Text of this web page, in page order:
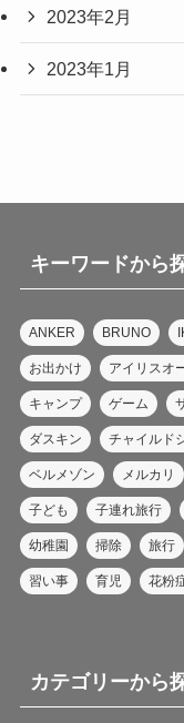
2023年2月
2023年1月
キーワードから
ANKER BRUNO
お出かけ アイリスオ
キャンプ ゲーム
ダスキン チャイルド
ベルメゾン メルカリ
子ども 子連れ旅行
幼稚園 掃除 旅行
習い事 育児 花粉
カテゴリーから